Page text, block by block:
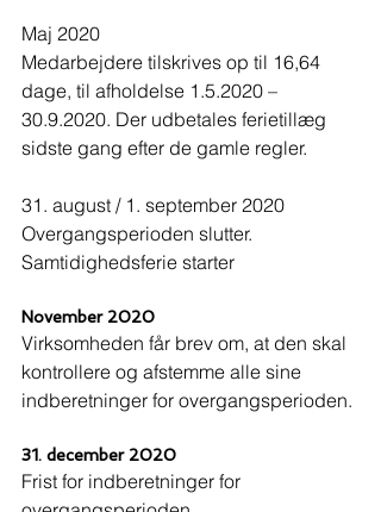
Maj 2020
Medarbejdere tilskrives op til 16,64
dage, til afholdelse 1.5.2020 –
30.9.2020. Der udbetales ferietillæg
sidste gang efter de gamle regler.
31. august / 1. september 2020
Overgangsperioden slutter.
Samtidighedsferie starter
November 2020
Virksomheden får brev om, at den skal
kontrollere og afstemme alle sine
indberetninger for overgangsperioden.
31. december 2020
Frist for indberetninger for